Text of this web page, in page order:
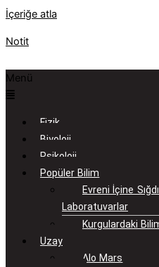
İçeriğe atla
Notit
Menü
Fizik
Biyoloji
Psikoloji
Popüler Bilim
Evreni İçine
Laboratuvarlar
Kurgulardaki
Uzay
Alo Mars